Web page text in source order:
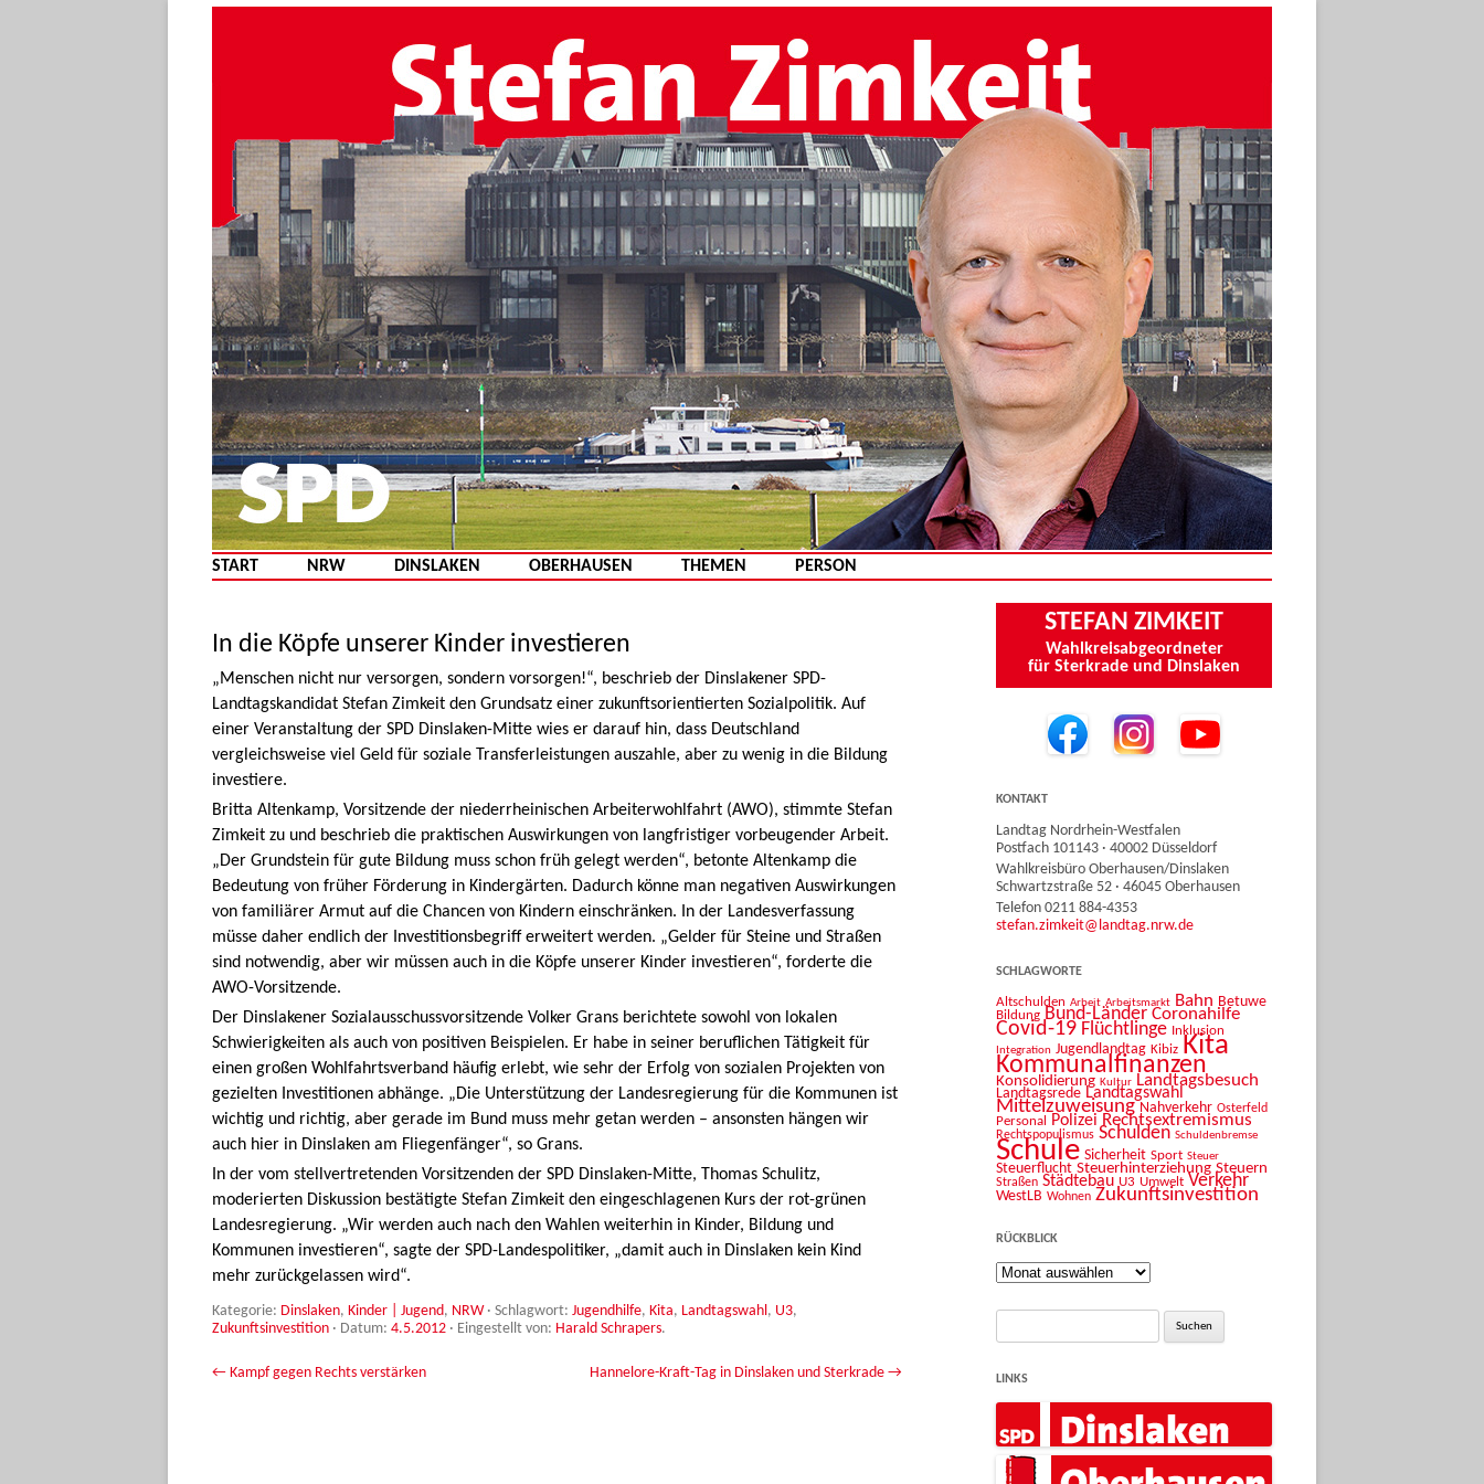
Zum Inhalt springen
START NRW DINSLAKEN OBERHAUSEN THEMEN PERSON
In die Köpfe unserer Kinder investieren
„Menschen nicht nur versorgen, sondern vorsorgen!“, beschrieb der Dinslakener SPD-
Landtagskandidat Stefan Zimkeit den Grundsatz einer zukunftsorientierten Sozialpolitik. Auf
einer Veranstaltung der SPD Dinslaken-Mitte wies er darauf hin, dass Deutschland
vergleichsweise viel Geld für soziale Transferleistungen auszahle, aber zu wenig in die Bildung
investiere.
Britta Altenkamp, Vorsitzende der niederrheinischen Arbeiterwohlfahrt (AWO), stimmte Stefan
Zimkeit zu und beschrieb die praktischen Auswirkungen von langfristiger vorbeugender Arbeit.
„Der Grundstein für gute Bildung muss schon früh gelegt werden“, betonte Altenkamp die
Bedeutung von früher Förderung in Kindergärten. Dadurch könne man negativen Auswirkungen
von familiärer Armut auf die Chancen von Kindern einschränken. In der Landesverfassung
müsse daher endlich der Investitionsbegriff erweitert werden. „Gelder für Steine und Straßen
sind notwendig, aber wir müssen auch in die Köpfe unserer Kinder investieren“, forderte die
AWO-Vorsitzende.
Der Dinslakener Sozialausschussvorsitzende Volker Grans berichtete sowohl von lokalen
Schwierigkeiten als auch von positiven Beispielen. Er habe in seiner beruflichen Tätigkeit für
einen großen Wohlfahrtsverband häufig erlebt, wie sehr der Erfolg von sozialen Projekten von
gezielten Investitionen abhänge. „Die Unterstützung der Landesregierung für die Kommunen ist
wichtig und richtig, aber gerade im Bund muss mehr getan werden – ansonsten hängen wir
auch hier in Dinslaken am Fliegenfänger“, so Grans.
In der vom stellvertretenden Vorsitzenden der SPD Dinslaken-Mitte, Thomas Schulitz,
moderierten Diskussion bestätigte Stefan Zimkeit den eingeschlagenen Kurs der rot-grünen
Landesregierung. „Wir werden auch nach den Wahlen weiterhin in Kinder, Bildung und
Kommunen investieren“, sagte der SPD-Landespolitiker, „damit auch in Dinslaken kein Kind
mehr zurückgelassen wird“.
Kategorie: Dinslaken, Kinder | Jugend, NRW· Schlagwort: Jugendhilfe, Kita, Landtagswahl , U3,
Zukunftsinvestition · Datum: 4.5.2012 · Eingestellt von: Harald Schrapers.
Beitrags-Navigation
← Kampf gegen Rechts verstärken Hannelore-Kraft-Tag in Dinslaken und Sterkrade →
STEFAN ZIMKEIT
Wahlkreisabgeordneter
für Sterkrade und Dinslaken
KONTAKT
Landtag Nordrhein-Westfalen
Postfach 101143 · 40002 Düsseldorf
Wahlkreisbüro Oberhausen/Dinslaken
Schwartzstraße 52 · 46045 Oberhausen
Telefon 0211 884-4353
stefan.zimkeit@landtag.nrw.de
SCHLAGWORTE
Altschulden Arbeit Arbeitsmarkt Bahn Betuwe
Bildung Bund-Länder Coronahilfe
Covid-19 Flüchtlinge Inklusion
Integration Jugendlandtag Kibiz Kita
Kommunalfinanzen
Konsolidierung Kultur Landtagsbesuch
Landtagsrede Landtagswahl
Mittelzuweisung Nahverkehr Osterfeld
Personal Polizei Rechtsextremismus
Rechtspopulismus Schulden Schuldenbremse
Schule Sicherheit Sport Steuer
Steuerflucht Steuerhinterziehung Steuern
Straßen Städtebau U3 Umwelt Verkehr
WestLB Wohnen Zukunftsinvestition
RÜCKBLICK
Rückblick
Suche
LINKS